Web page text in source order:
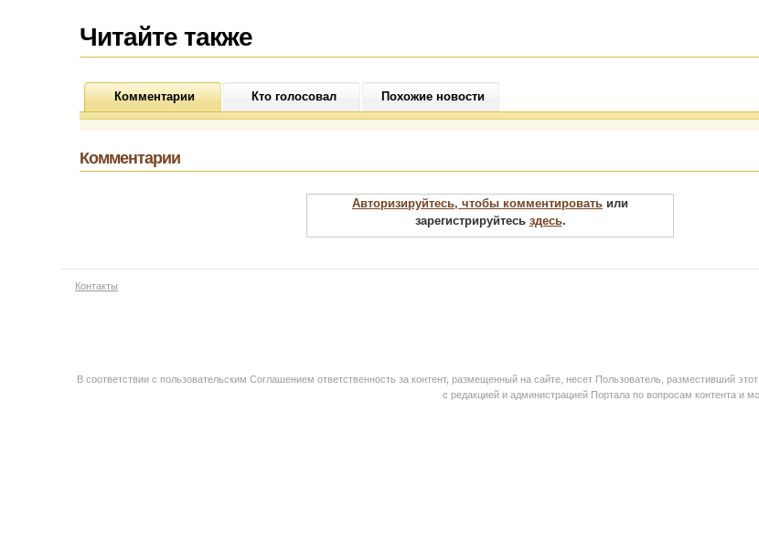
Читайте также
Комментарии Кто голосовал Похожие новости
Комментарии
Авторизируйтесь, чтобы комментировать или
зарегистрируйтесь здесь.
Контакты
В соответствии с пользовательским Соглашением ответственность за контент, размещенный на сайте, несет Пользователь, разместивший
с редакцией и администрацией Портала по вопросам контента и